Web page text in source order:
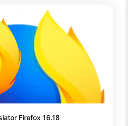
Firefox 16.18